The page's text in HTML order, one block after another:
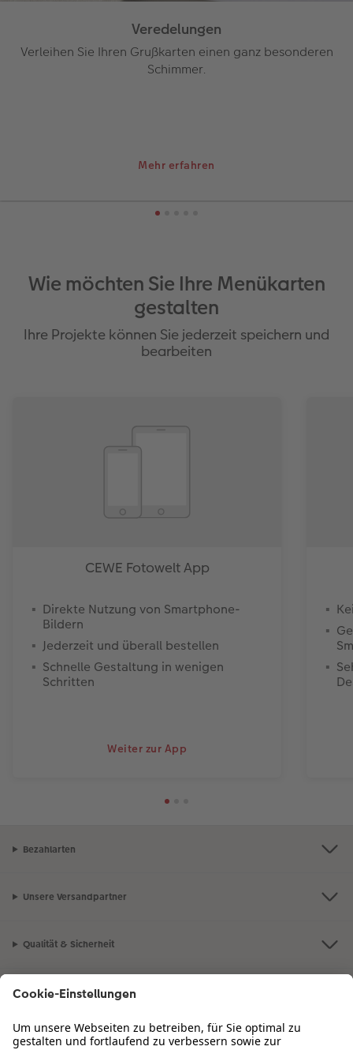
Veredelungen
Verleihen Sie Ihren Grußkarten einen ganz besonderen
Schimmer.
Mehr erfahren
Wie möchten Sie Ihre Menükarten
gestalten
Ihre Projekte können Sie jederzeit speichern und
bearbeiten
CEWE Fotowelt App
Direkte Nutzung von Smartphone-
Bildern
Jederzeit und überall bestellen
Schnelle Gestaltung in wenigen
Schritten
Weiter zur App
Bezahlarten
Unsere Versandpartner
Qualität & Sicherheit
Zertifizierungen & Initiativen
CEWE Fotowelt